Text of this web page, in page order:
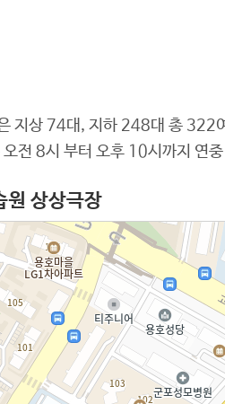
지상 74대, 지하 248대 총 322
전 8시 부터 오후 10시까지 연
원 상상극장